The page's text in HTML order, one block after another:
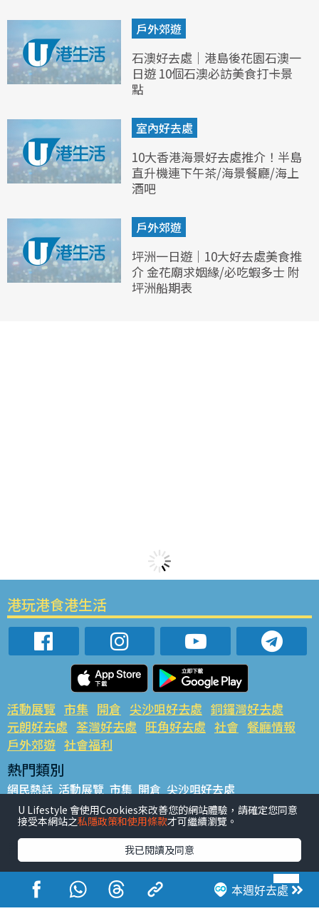
戶外郊遊
石澳好去處｜港島後花園石澳一
日遊 10個石澳必訪美食打卡景
點
室內好去處
10大香港海景好去處推介！半島
直升機連下午茶/海景餐廳/海上
酒吧
戶外郊遊
坪洲一日遊｜10大好去處美食推
介 金花廟求姻緣/必吃蝦多士 附
坪洲船期表
本週好去處
港玩港食港生活
活動展覽 市集 開倉 尖沙咀好去處 銅鑼灣好去處
元朗好去處 荃灣好去處 旺角好去處 社會 餐廳情報
戶外郊遊 社會福利
熱門類別
網民熱話 活動展覽 市集 開倉 尖沙咀好去處
銅鑼灣好去處 元朗好去處 荃灣好去處 旺角好去處 社會
餐廳情報 戶外郊遊
熱門標籤
#UGO搵好去處 #人氣活動推介 #美食社群熱話
#親子玩樂好去處
#ULifestyle應用程式
#限時搶
#UJetso禮物放送
#ULifestyle商戶中心 #著數 #網絡熱話
U Lifestyle 會使用Cookies來改善您的網站體驗，請確定您同意
接受本網站之私隱政策和使用條款才可繼續瀏覽。
我已閱讀及同意